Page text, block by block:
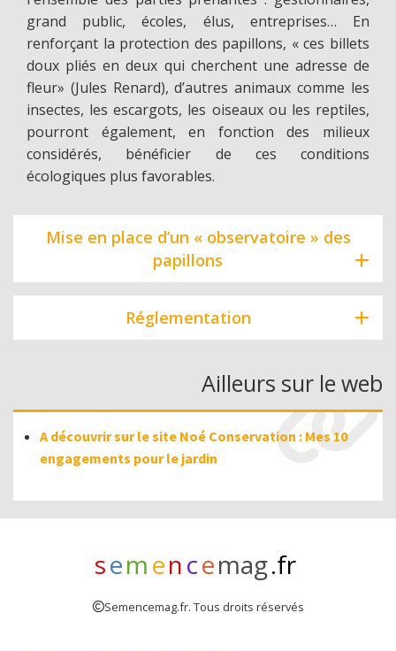
grand public, écoles, élus, entreprises… En
renforçant la protection des papillons, « ces billets
doux pliés en deux qui cherchent une adresse de
fleur» (Jules Renard), d’autres animaux comme les
insectes, les escargots, les oiseaux ou les reptiles,
pourront également, en fonction des milieux
considérés, bénéficier de ces conditions
écologiques plus favorables.
Mise en place d’un « observatoire » des
papillons
Réglementation
Ailleurs sur le web
A découvrir sur le site Noé Conservation : Mes 10
engagements pour le jardin
semencemag.fr
Semencemag.fr. Tous droits réservés